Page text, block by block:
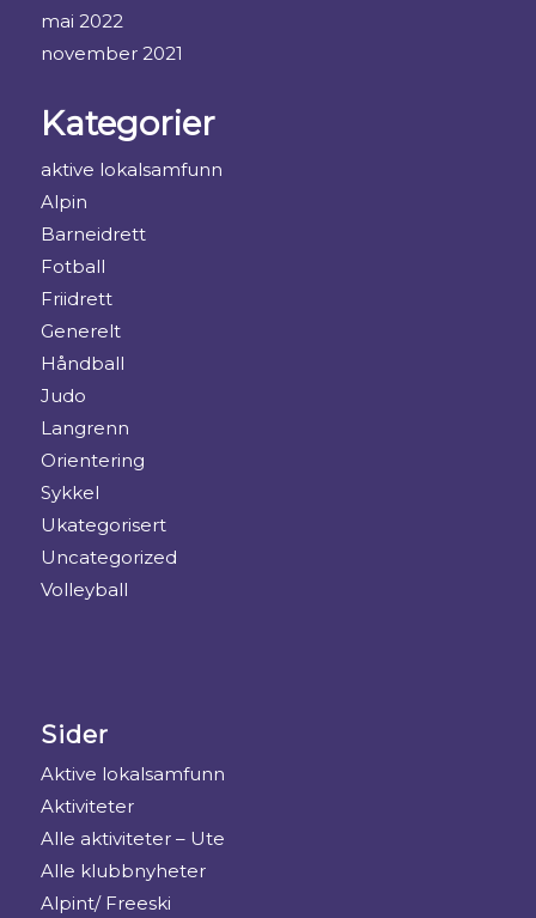
mai 2022
november 2021
Kategorier
aktive lokalsamfunn
Alpin
Barneidrett
Fotball
Friidrett
Generelt
Håndball
Judo
Langrenn
Orientering
Sykkel
Ukategorisert
Uncategorized
Volleyball
Sider
Aktive lokalsamfunn
Aktiviteter
Alle aktiviteter – Ute
Alle klubbnyheter
Alpint/ Freeski